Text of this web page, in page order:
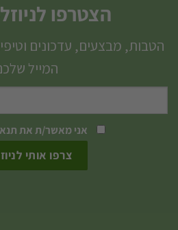
הצטרפו
הטבות, מבצעים, עדכונים
המייל
אני מאשר/ת את